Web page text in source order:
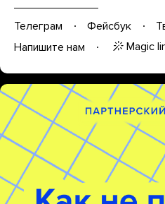
Телеграм Фейсбук
Напишите нам
Magic